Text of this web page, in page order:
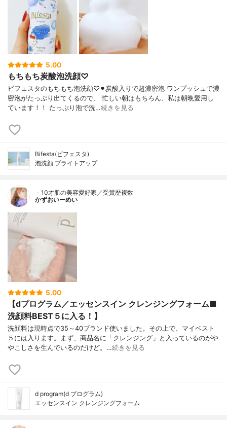
5.00
もちもち炭酸泡洗顔♡
ビフェスタのもちもち泡洗顔♡⚫︎炭酸入りで超濃密泡 ワンプッシュで濃
密泡がたっぷり出てくるので、 忙しい朝はもちろん、私は朝晩愛用し
ています！！ たっぷり泡で洗…続きを見る
Bifesta(ビフェスタ)
泡洗顔 ブライトアップ
－10才肌の美容愛好家／受賞歴複数
かずおいーめい
5.00
【dプログラム／エッセンスイン クレンジングフォーム■
洗顔料BEST５に入る！】
洗顔料は現時点で35～40ブランド使いました。その上で、マイベスト
５には入ります。まず、商品名に「クレンジング」と入っているのがや
やこしさを生んでいるのだけど。…続きを見る
d program(d プログラム)
エッセンスイン クレンジングフォーム